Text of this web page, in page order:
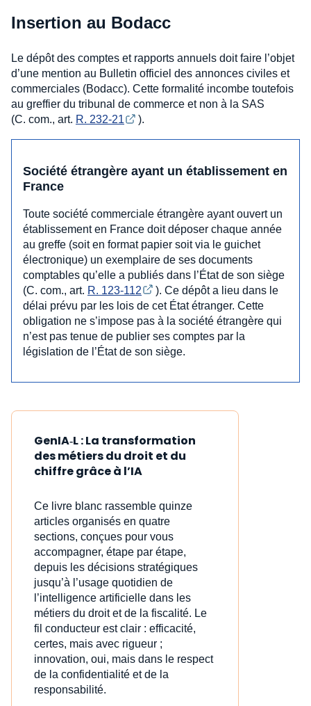
Insertion au Bodacc
Le dépôt des comptes et rapports annuels doit faire l’objet
d’une mention au Bulletin officiel des annonces civiles et
commerciales (Bodacc). Cette formalité incombe toutefois
au greffier du tribunal de commerce et non à la SAS
(C. com., art. R. 232-21 ).
Société étrangère ayant un établissement en
France
Toute société commerciale étrangère ayant ouvert un
établissement en France doit déposer chaque année
au greffe (soit en format papier soit via le guichet
électronique) un exemplaire de ses documents
comptables qu’elle a publiés dans l’État de son siège
(C. com., art. R. 123-112
). Ce dépôt a lieu dans le
délai prévu par les lois de cet État étranger. Cette
obligation ne s’impose pas à la société étrangère qui
n’est pas tenue de publier ses comptes par la
législation de l’État de son siège.
GenIA‑L : La transformation
des métiers du droit et du
chiffre grâce à l’IA
Ce livre blanc rassemble quinze
articles organisés en quatre
sections, conçues pour vous
accompagner, étape par étape,
depuis les décisions stratégiques
jusqu’à l’usage quotidien de
l’intelligence artificielle dans les
métiers du droit et de la fiscalité. Le
fil conducteur est clair : efficacité,
certes, mais avec rigueur ;
innovation, oui, mais dans le respect
de la confidentialité et de la
responsabilité.